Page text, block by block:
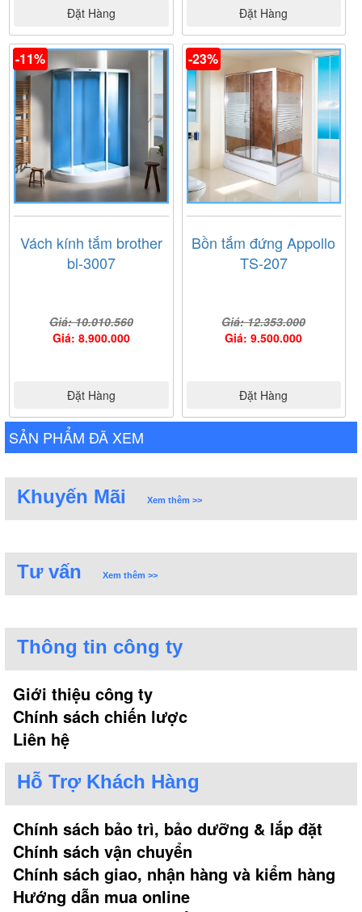
Đặt Hàng Đặt Hàng
-11%
Vách kính tắm brother
bl-3007
Giá: 10.010.560
Giá: 8.900.000
Đặt Hàng
-23%
Bồn tắm đứng Appollo
TS-207
Giá: 12.353.000
Giá: 9.500.000
Đặt Hàng
SẢN PHẨM ĐÃ XEM
Khuyến Mãi Xem thêm >>
Tư vấn Xem thêm >>
Thông tin công ty
Giới thiệu công ty
Chính sách chiến lược
Liên hệ
Hỗ Trợ Khách Hàng
Chính sách bảo trì, bảo dưỡng & lắp đặt
Chính sách vận chuyển
Chính sách giao, nhận hàng và kiểm hàng
Hướng dẫn mua online